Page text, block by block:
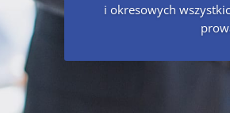
i okresowych